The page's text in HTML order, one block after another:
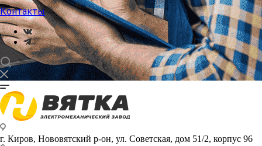
Контакты
г. Киров, Нововятский р-он, ул. Советская, дом 51/2, корпус 96